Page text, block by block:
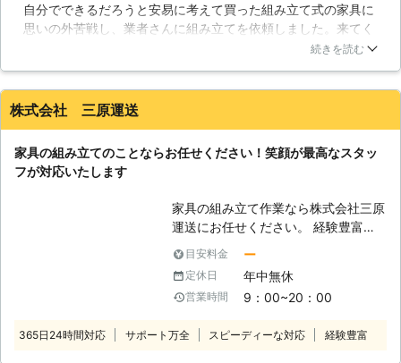
社の対応力】 当社では、ご家庭のお
悩み事に幅広く対応するために、数多
くの業務を取り扱っております。家具
に関しても、様々な手段を用いてお客
様をサポートしておりますので、どの
をご覧ください。 【お客様の頼れる
存在として】 どのようなご依頼で
ので、ご注文等ございましたら遠慮な
くお申し付けください。小さな仕事や
難易度の高いご依頼でも、一つ一つ丁
寧に妥協のない作業を致します。 お
客様には信頼と納得のサービスをお届
けするエコスマイルをどうぞよろしく
自分でできるだろうと安易に考えて買った組み立て式の家具に
思いの外苦戦し、業者さんに組み立てを依頼しました。来てく
ださった方も「これは女の人には重いし難しいと思いますよ」
た大型家具2点を手早く組み立てていただけて助かりました。
今後難しそうな組み立て式の家具は避けると思うのでリピータ
兵庫県 神戸市北区
続きを読む
株式会社 三原運送
家具の組み立てのことならお任せください！笑顔が最高なスタッ
フが対応いたします
家具の組み立て作業なら株式会社三原
運送にお任せください。 経験豊富、
実績豊富な笑顔が最高な弊社スタッフ
が対応します。もちろん、女性スタッ
フも同行いたしますので、女性の一人
暮らしのお方でも安心してください。
は持参いたしますので、必要ありませ
目安料金 ー
定休日 年中無休
営業時間 9：00~20：00
365日24時間対応 サポート万全 スピーディーな対応 経験豊富